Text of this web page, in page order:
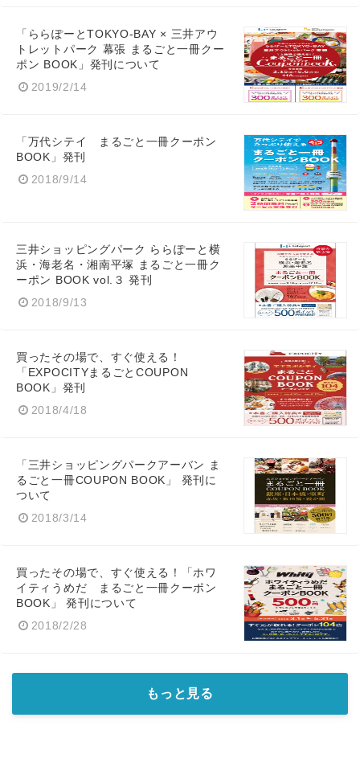
「ららぽーとTOKYO-BAY × 三井アウ
トレットパーク 幕張 まるごと一冊クー
ポン BOOK」発刊について
2019/2/14
「万代シテイ まるごと一冊クーポン
BOOK」発刊
2018/9/14
三井ショッピングパーク ららぽーと横
浜・海老名・湘南平塚 まるごと一冊ク
ーポン BOOK vol.３ 発刊
2018/9/13
買ったその場で、すぐ使える！
「EXPOCITYまるごとCOUPON
BOOK」発刊
2018/4/18
「三井ショッピングパークアーバン ま
るごと一冊COUPON BOOK」 発刊に
ついて
2018/3/14
買ったその場で、すぐ使える！「ホワ
イティうめだ まるごと一冊クーポン
BOOK」 発刊について
2018/2/28
もっと見る